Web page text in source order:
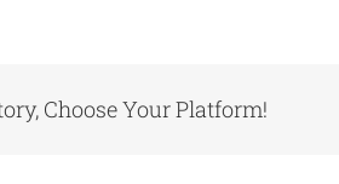
Choose Your Platform!